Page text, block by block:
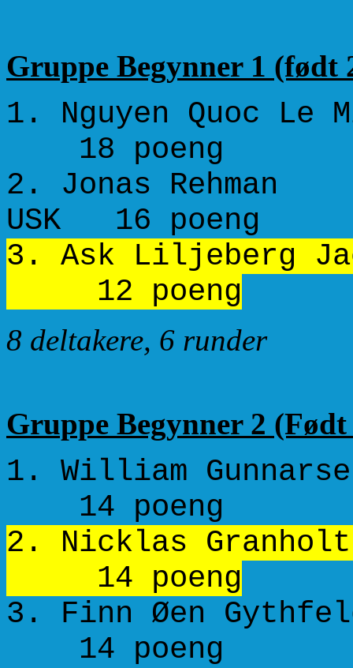
Gruppe Begynner 1 (født
1. Nguyen
18 poeng
2. Jonas
USK 16 poeng
3. Ask Liljeberg
12 poeng
8 deltakere, 6 runder
Gruppe Begynner 2
1. William
14 poeng
2. Nicklas
14 poeng
3. Finn Øen
14 poeng